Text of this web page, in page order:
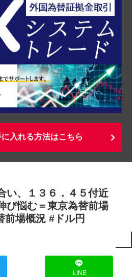
入れる方法はこちら
い、１３６．４５付近
び悩む＝東京為替前場
前場概況 #ドル円
LINE